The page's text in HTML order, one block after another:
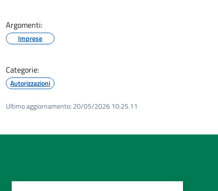
Argomenti:
Imprese
Categorie:
Autorizzazioni
Ultimo aggiornamento: 20/05/2026 10:25.11